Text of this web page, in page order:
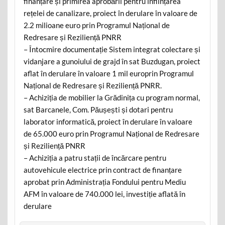
rețelei de canalizare, proiect în derulare în valoare de
2.2 milioane euro prin Programul Național de
Redresare și Reziliență PNRR
– Întocmire documentație Sistem integrat colectare și
vidanjare a gunoiului de grajd în sat Buzdugan, proiect
aflat în derulare în valoare 1 mil europrin Programul
Național de Redresare și Reziliență PNRR.
– Achiziția de mobilier la Grădinița cu program normal,
sat Barcanele, Com. Păușești și dotari pentru
laborator informatică, proiect în derulare în valoare
de 65.000 euro prin Programul Național de Redresare
și Reziliență PNRR
– Achiziția a patru stații de încărcare pentru
autovehicule electrice prin contract de finanțare
aprobat prin Administrația Fondului pentru Mediu
AFM în valoare de 740.000 lei, investiție aflată în
derulare